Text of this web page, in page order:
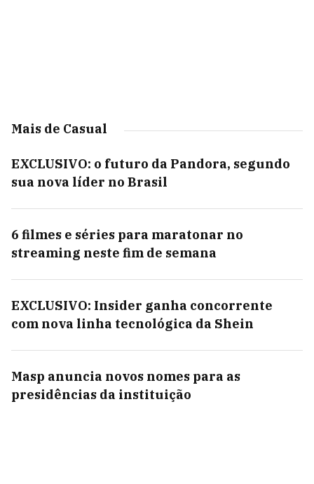
Mais de Casual
EXCLUSIVO: o futuro da Pandora, segundo
sua nova líder no Brasil
6 filmes e séries para maratonar no
streaming neste fim de semana
EXCLUSIVO: Insider ganha concorrente
com nova linha tecnológica da Shein
Masp anuncia novos nomes para as
presidências da instituição